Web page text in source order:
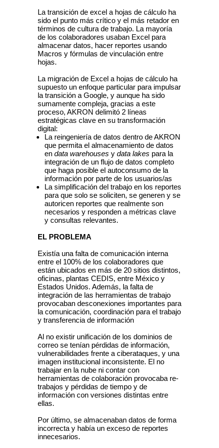
La transición de excel a hojas de cálculo ha
sido el punto más crítico y el más retador en
términos de cultura de trabajo. La mayoría
de los colaboradores usaban Excel para
almacenar datos, hacer reportes usando
Macros y fórmulas de vinculación entre
hojas.
La migración de Excel a hojas de cálculo ha
supuesto un enfoque particular para impulsar
la transición a Google, y aunque ha sido
sumamente compleja, gracias a este
proceso, AKRON delimitó 2 líneas
estratégicas clave en su transformación
digital:
La reingeniería de datos dentro de AKRON
que permita el almacenamiento de datos
endata warehouses ydata lakes para la
integración de un flujo de datos completo
que haga posible el autoconsumo de la
información por parte de los usuarios/as
La simplificación del trabajo en los reportes
para que solo se soliciten, se generen y se
autoricen reportes que realmente son
necesarios y responden a métricas clave
y consultas relevantes.
EL PROBLEMA
Existía una falta de comunicación interna
entre el 100% de los colaboradores que
están ubicados en más de 20 sitios distintos,
oficinas, plantas CEDIS, entre México y
Estados Unidos. Además, la falta de
integración de las herramientas de trabajo
provocaban desconexiones importantes para
la comunicación, coordinación para el trabajo
y transferencia de información
Al no existir unificación de los dominios de
correo se tenían pérdidas de información,
vulnerabilidades frente a ciberataques, y una
imagen institucional inconsistente. El no
trabajar en la nube ni contar con
herramientas de colaboración provocaba re-
trabajos y pérdidas de tiempo y de
información con versiones distintas entre
ellas.
Por último, se almacenaban datos de forma
incorrecta y había un exceso de reportes
innecesarios.